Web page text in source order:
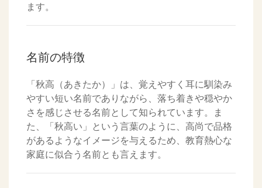
ます。
名前の特徴
「秋高（あきたか）」は、覚えやすく耳に馴染み
やすい短い名前でありながら、落ち着きや穏やか
さを感じさせる名前として知られています。ま
た、「秋高い」という言葉のように、高尚で品格
があるようなイメージを与えるため、教育熱心な
家庭に似合う名前とも言えます。